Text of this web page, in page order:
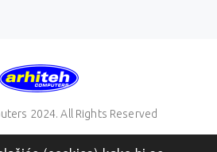
2024. All Rights Reserved